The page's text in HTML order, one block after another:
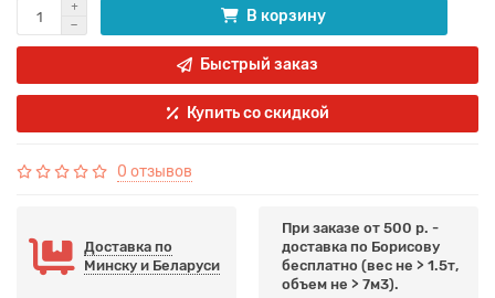
В корзину
Быстрый заказ
Купить со скидкой
0 отзывов
Доставка по
Минску и Беларуси
При заказе от 500 р. -
доставка по Борисову
бесплатно (вес не > 1.5т,
объем не > 7м3).